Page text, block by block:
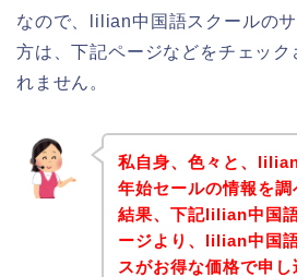
なので、lilian中国語スクールの
方は、下記ページなどをチェック
れません。
私自身、色々と、
年始セールの情報を
結果、下記lilian中国
ージより、lilian中国
スがお得な価格で申